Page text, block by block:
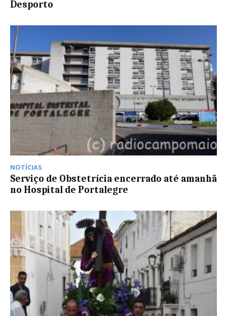
Desporto
NOTÍCIAS
Serviço de Obstetrícia encerrado até amanhã
no Hospital de Portalegre